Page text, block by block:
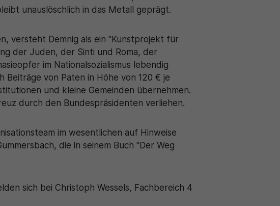
unauslöschlich in das Metall geprägt.
versteht Demnig als ein "Kunstprojekt für
der Juden, der Sinti und Roma, der
im Nationalsozialismus lebendig
Beiträge von Paten in Höhe von 120 € je
und kleine Gemeinden übernehmen.
durch den Bundespräsidenten verliehen.
im wesentlichen auf Hinweise
die in seinem Buch "Der Weg
sich bei Christoph Wessels, Fachbereich 4